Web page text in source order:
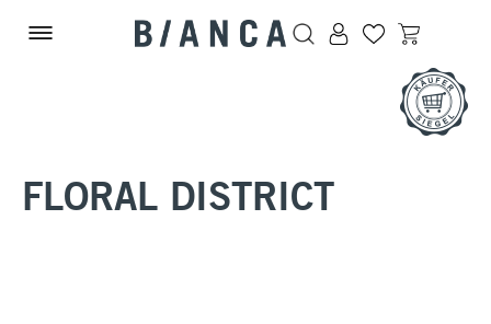
Zum Hauptinhalt springen
FLORAL DISTRICT